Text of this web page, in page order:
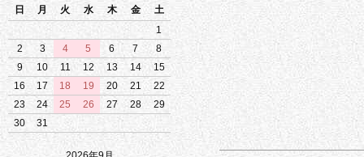
日
月 火 水 木 金
土
1
2
3 4 5 6 7
8
9
10 11 12 13 14
15
16
17 18 19 20 21
22
23
24 25 26 27 28
29
30
31